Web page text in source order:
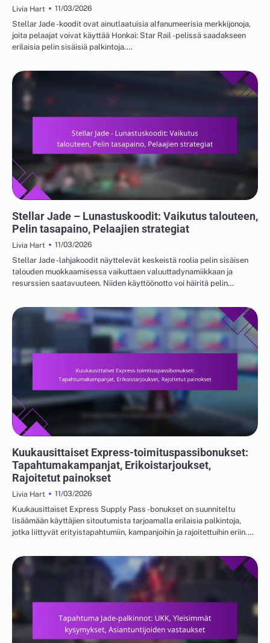
Livia Hart
11/03/2026
Stellar Jade -koodit ovat ainutlaatuisia alfanumeerisia merkkijonoja,
joita pelaajat voivat käyttää Honkai: Star Rail -pelissä saadakseen
erilaisia pelin sisäisiä palkintoja.…
Stellar Jade – Lunastuskoodit: Vaikutus talouteen,
Pelin tasapaino, Pelaajien strategiat
Livia Hart
11/03/2026
Stellar Jade -lahjakoodit näyttelevät keskeistä roolia pelin sisäisen
talouden muokkaamisessa vaikuttaen valuuttadynamiikkaan ja
resurssien saatavuuteen. Niiden käyttöönotto voi häiritä pelin…
Kuukausittaiset Express-toimituspassibonukset:
Tapahtumakampanjat, Erikoistarjoukset,
Rajoitetut painokset
Livia Hart
11/03/2026
Kuukausittaiset Express Supply Pass -bonukset on suunniteltu
lisäämään käyttäjien sitoutumista tarjoamalla erilaisia palkintoja,
jotka liittyvät erityistapahtumiin, kampanjoihin ja rajoitettuihin eriin.…